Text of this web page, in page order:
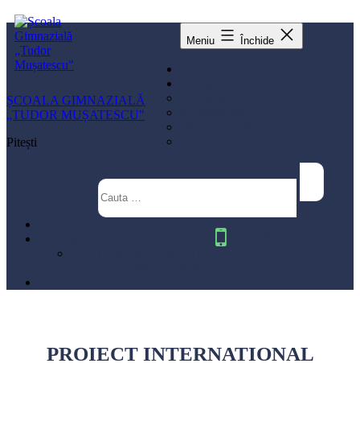
Sari
la
conținut
ȘCOALA GIMNAZIALĂ
„TUDOR MUȘATESCU"
Pitești
Meniu Închide
PROIECT INTERNATIONAL